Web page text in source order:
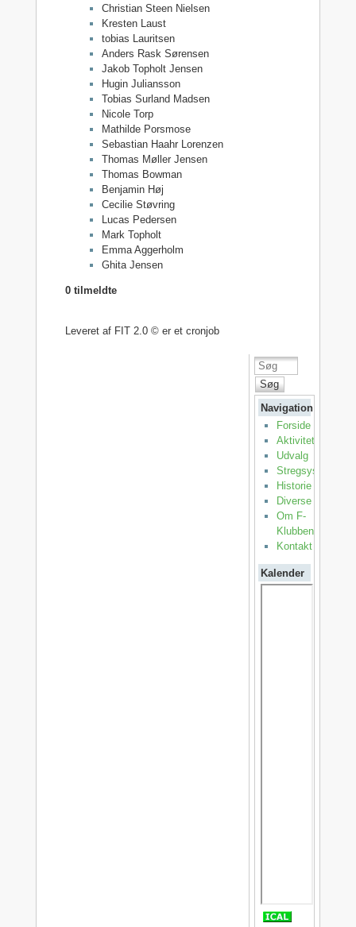
Christian Steen Nielsen
Kresten Laust
tobias Lauritsen
Anders Rask Sørensen
Jakob Topholt Jensen
Hugin Juliansson
Tobias Surland Madsen
Nicole Torp
Mathilde Porsmose
Sebastian Haahr Lorenzen
Thomas Møller Jensen
Thomas Bowman
Benjamin Høj
Cecilie Støvring
Lucas Pedersen
Mark Topholt
Emma Aggerholm
Ghita Jensen
0 tilmeldte
Leveret af FIT 2.0 © er et cronjob
Søg
Navigation
Forside
Aktiviteter
Udvalg
Stregsystemet
Historie
Diverse
Om F-
Klubben
Kontakt
Kalender